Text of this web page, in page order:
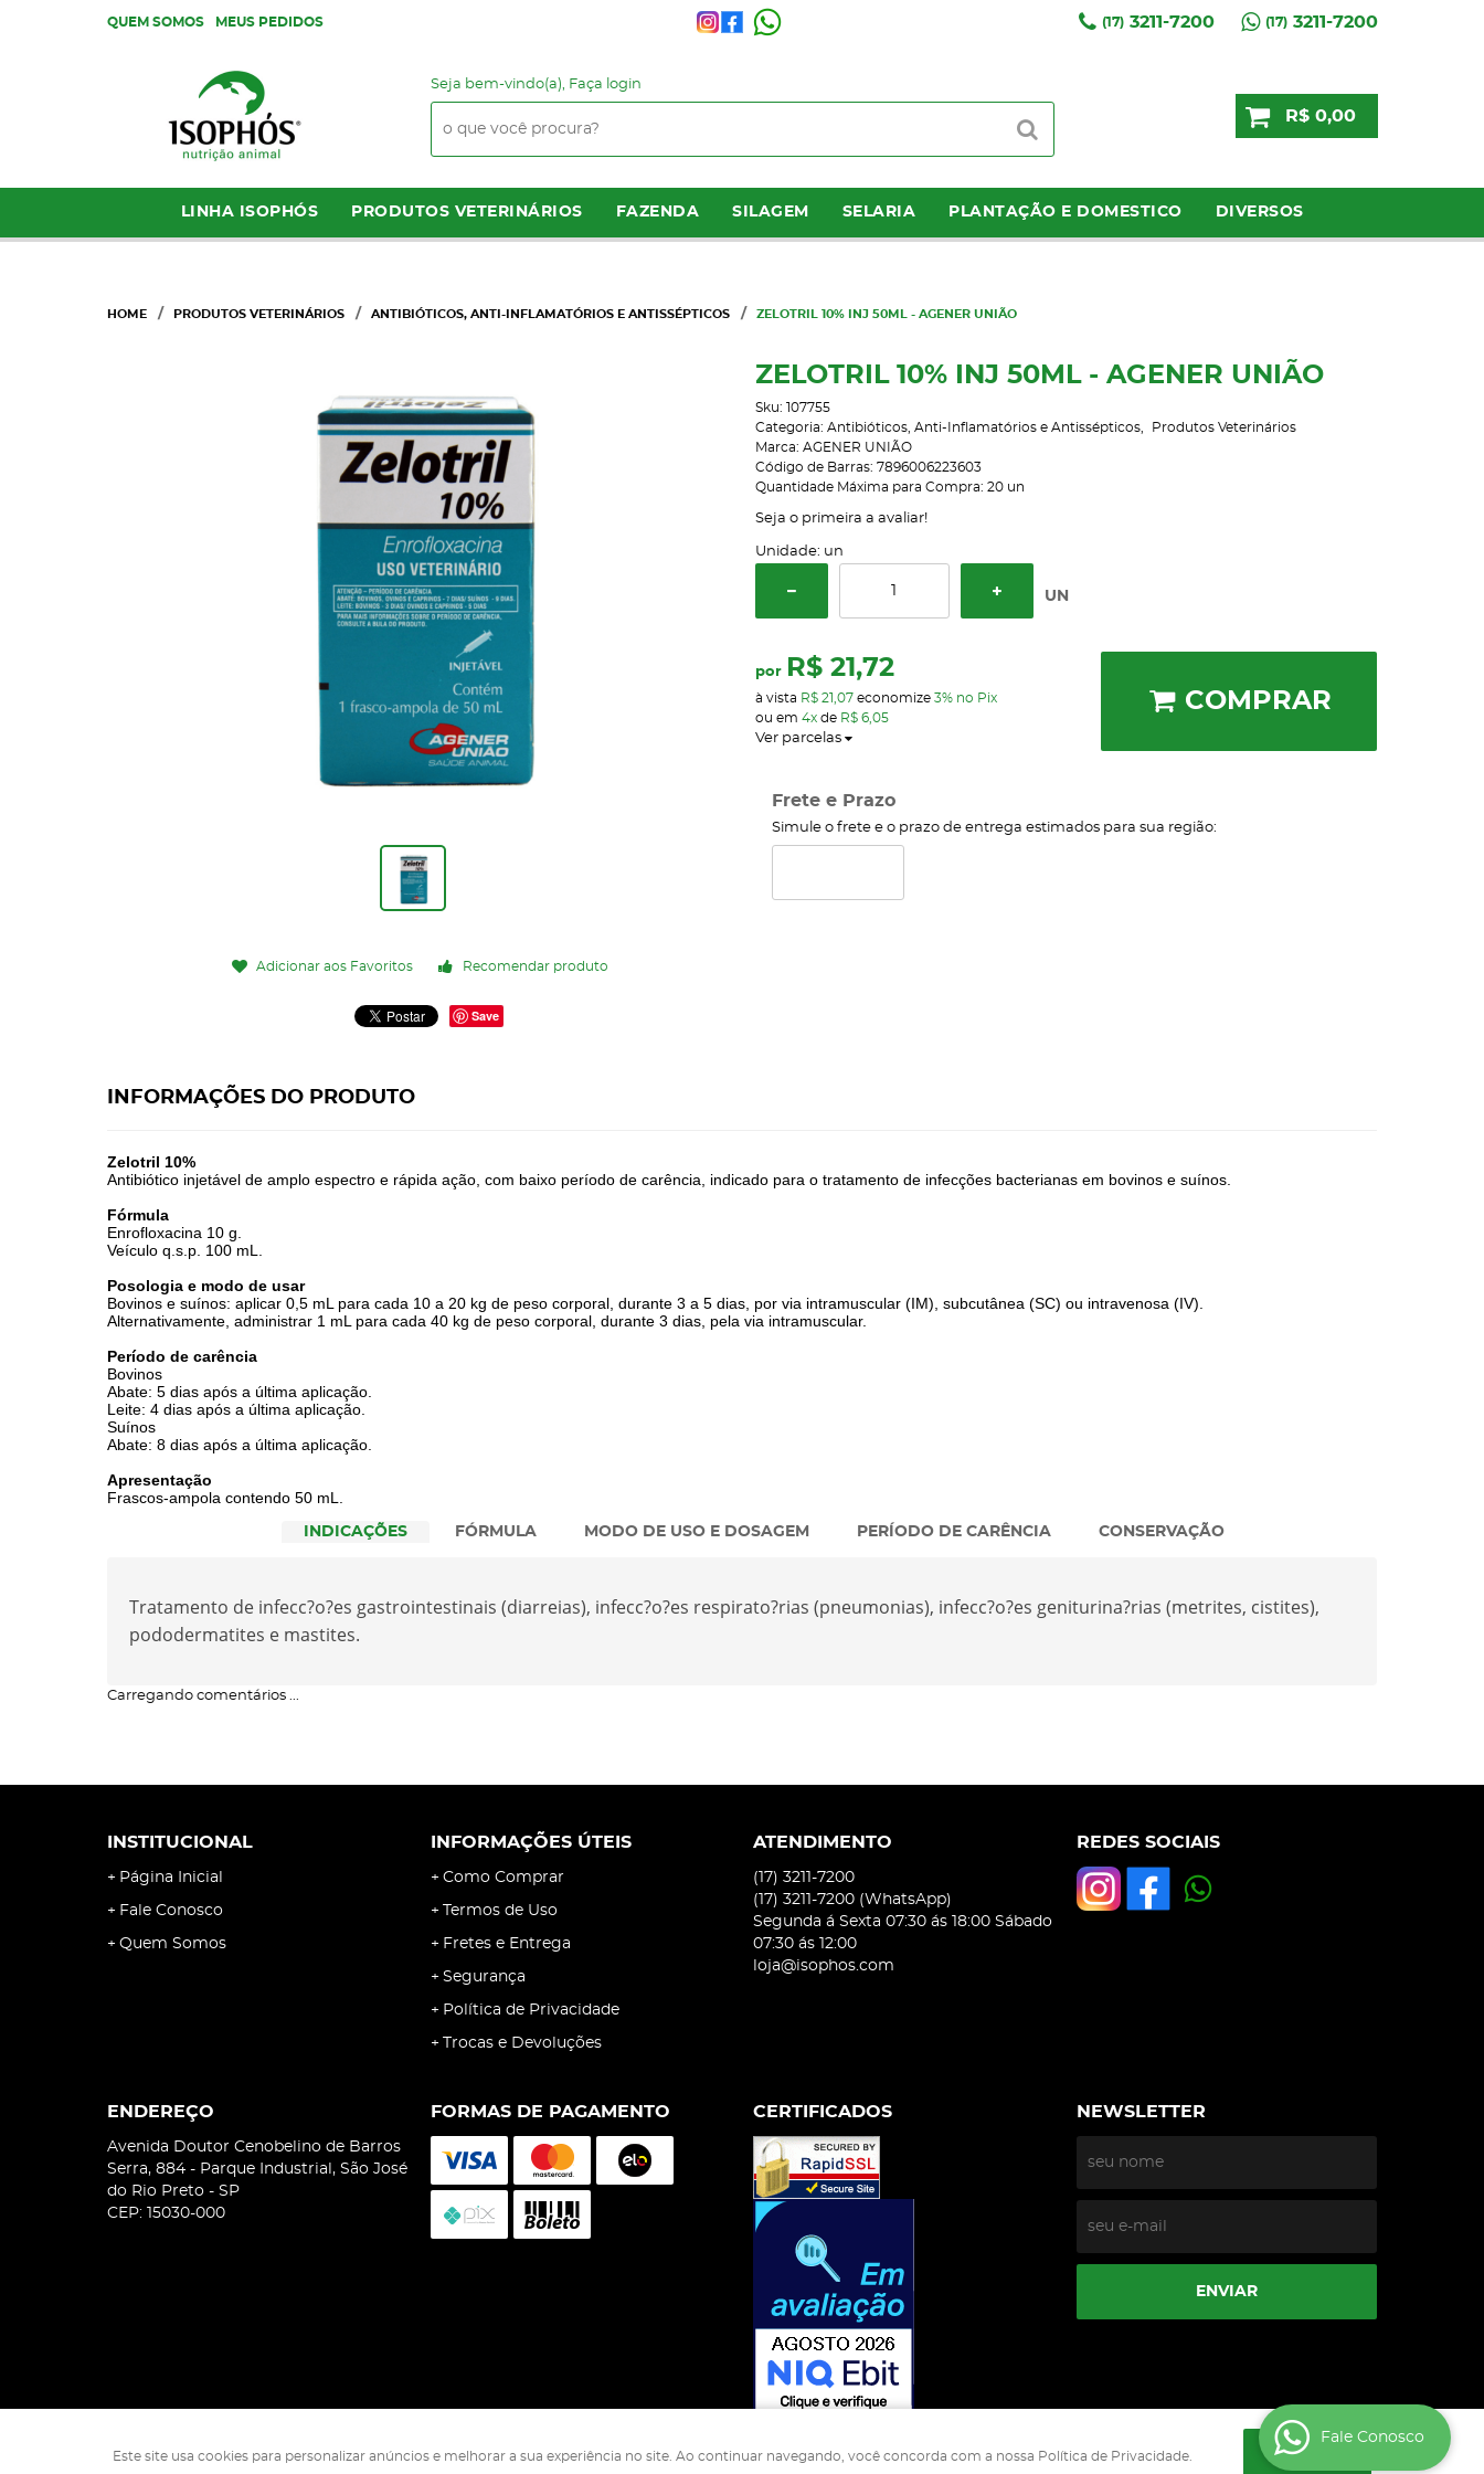
QUEM SOMOS MEUS PEDIDOS (17)3211-7200 (17)3211-7200
Seja bem-vindo(a), Faça login
R$ 0,00
LINHA ISOPHÓS PRODUTOS VETERINÁRIOS FAZENDA SILAGEM SELARIA PLANTAÇÃO E DOMESTICO DIVERSOS
HOME PRODUTOS VETERINÁRIOS ANTIBIÓTICOS, ANTI-INFLAMATÓRIOS E ANTISSÉPTICOS ZELOTRIL 10% INJ 50ML - AGENER UNIÃO
Adicionar aos Favoritos Recomendar produto
Save
ZELOTRIL 10% INJ 50ML - AGENER UNIÃO
Sku: 107755
Categoria: Antibióticos, Anti-Inflamatórios e Antissépticos
Produtos Veterinários
Marca: AGENER UNIÃO
Código de Barras: 7896006223603
Quantidade Máxima para Compra: 20 un
Seja o primeira a avaliar!
Unidade: un
UN
por R$ 21,72
à vista R$ 21,07economize 3% no Pix
ou em 4xde R$ 6,05
Ver parcelas
COMPRAR
Frete e Prazo
Simule o frete e o prazo de entrega estimados para sua região:
INFORMAÇÕES DO PRODUTO
Zelotril 10%
Antibiótico injetável de amplo espectro e rápida ação, com baixo período de carência, indicado para o tratamento de infecções bacterianas em bovinos e suínos.
Fórmula
Enrofloxacina 10 g.
Veículo q.s.p. 100 mL.
Posologia e modo de usar
Bovinos e suínos: aplicar 0,5 mL para cada 10 a 20 kg de peso corporal, durante 3 a 5 dias, por via intramuscular (IM), subcutânea (SC) ou intravenosa (IV).
Alternativamente, administrar 1 mL para cada 40 kg de peso corporal, durante 3 dias, pela via intramuscular.
Período de carência
Bovinos
Abate: 5 dias após a última aplicação.
Leite: 4 dias após a última aplicação.
Suínos
Abate: 8 dias após a última aplicação.
Apresentação
Frascos-ampola contendo 50 mL.
INDICAÇÕES FÓRMULA MODO DE USO E DOSAGEM PERÍODO DE CARÊNCIA CONSERVAÇÃO
Tratamento de infecc?o?es gastrointestinais (diarreias), infecc?o?es respirato?rias (pneumonias), infecc?o?es geniturina?rias (metrites, cistites),
pododermatites e mastites.
Carregando comentários ...
INSTITUCIONAL
Página Inicial
Fale Conosco
Quem Somos
INFORMAÇÕES ÚTEIS
Como Comprar
Termos de Uso
Fretes e Entrega
Segurança
Política de Privacidade
Trocas e Devoluções
ATENDIMENTO
(17) 3211-7200
(17) 3211-7200 (WhatsApp)
Segunda á Sexta 07:30 ás 18:00 Sábado
07:30 ás 12:00
loja@isophos.com
REDES SOCIAIS
ENDEREÇO
Avenida Doutor Cenobelino de Barros
Serra, 884 - Parque Industrial, São José
do Rio Preto - SP
CEP: 15030-000
FORMAS DE PAGAMENTO CERTIFICADOS NEWSLETTER
ENVIAR
Este site usa cookies para personalizar anúncios e melhorar a sua experiência no site. Ao continuar navegando, você concorda com a nossa Política de Privacidade. ENTENDI
Fale Conosco